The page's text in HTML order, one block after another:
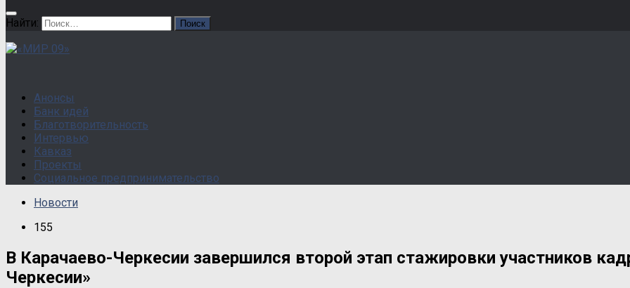
Найти:
Анонсы
Банк идей
Благотворительность
Интервью
Кавказ
Проекты
Социальное предпринимательство
Новости
155
В Карачаево-Черкесии завершился второй этап стажировки участников
Черкесии»